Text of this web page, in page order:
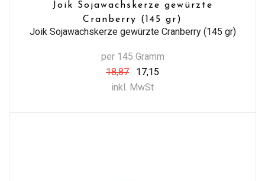
Joik Sojawachskerze gewürzte
Cranberry (145 gr)
Joik Sojawachskerze gewürzte Cranberry (145 gr)
per 145 Gramm
18,87
17,15
inkl. MwSt